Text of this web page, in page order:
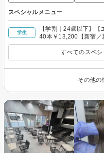
スペシャルメニュー
学生
【学割｜24歳以下】【
40本￥13,200【新宿／
すべてのスペ
その他の